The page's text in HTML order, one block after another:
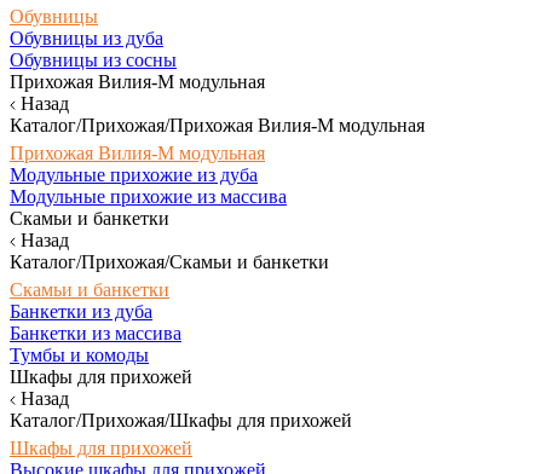
Обувницы
Обувницы из дуба
Обувницы из сосны
Прихожая Вилия-М модульная
Назад
Каталог/Прихожая/Прихожая Вилия-М модульная
Прихожая Вилия-М модульная
Модульные прихожие из дуба
Модульные прихожие из массива
Скамьи и банкетки
Назад
Каталог/Прихожая/Скамьи и банкетки
Скамьи и банкетки
Банкетки из дуба
Банкетки из массива
Тумбы и комоды
Шкафы для прихожей
Назад
Каталог/Прихожая/Шкафы для прихожей
Шкафы для прихожей
Высокие шкафы для прихожей